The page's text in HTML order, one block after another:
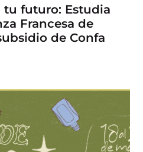
tu futuro: Estudia
Francesa de
de Confa